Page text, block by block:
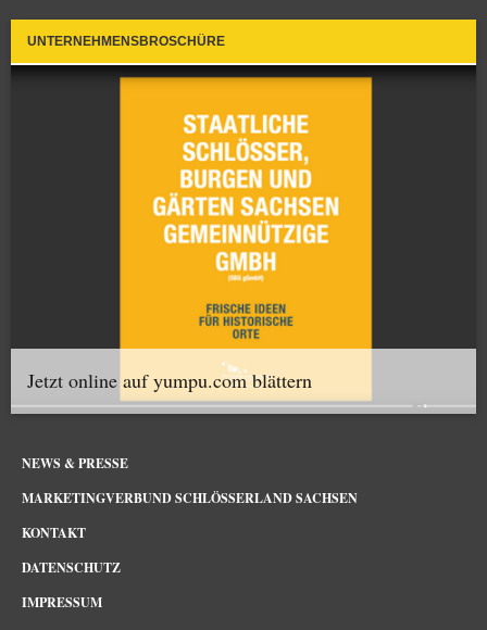
UNTERNEHMENSBROSCHÜRE
Jetzt online auf yumpu.com blättern
NEWS & PRESSE
MARKETINGVERBUND SCHLÖSSERLAND SACHSEN
KONTAKT
DATENSCHUTZ
IMPRESSUM